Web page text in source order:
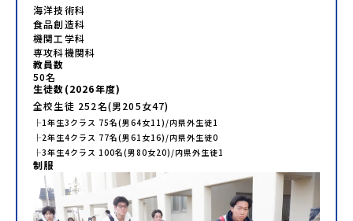
海洋技術科
食品創造科
機関工学科
専攻科機関科
教員数
50名
生徒数(2026年度)
全校生徒 252名(男205女47)
├1年生3 クラス 75名(男64女11 )/内県外生徒1
├2年生4クラス 77名(男61 女16)/内県外生徒0
├3年生4クラス 100名(男80女20)/内県外生徒1
制服